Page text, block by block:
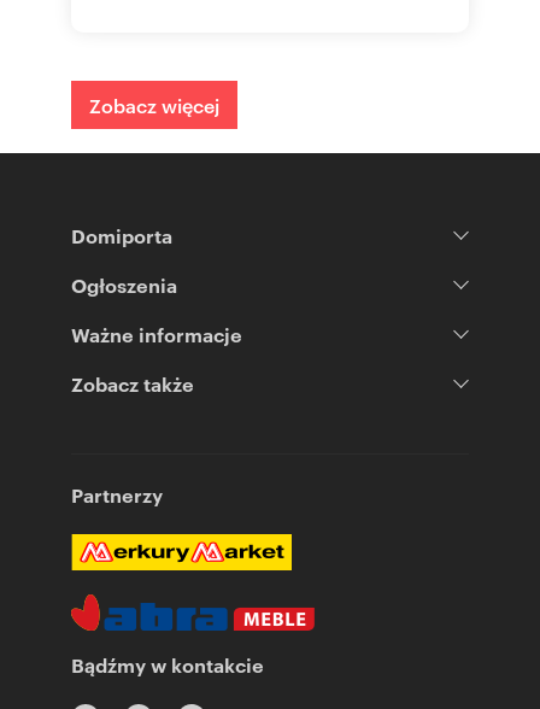
Zobacz więcej
Domiporta
Ogłoszenia
Ważne informacje
Zobacz także
Partnerzy
Bądźmy w kontakcie